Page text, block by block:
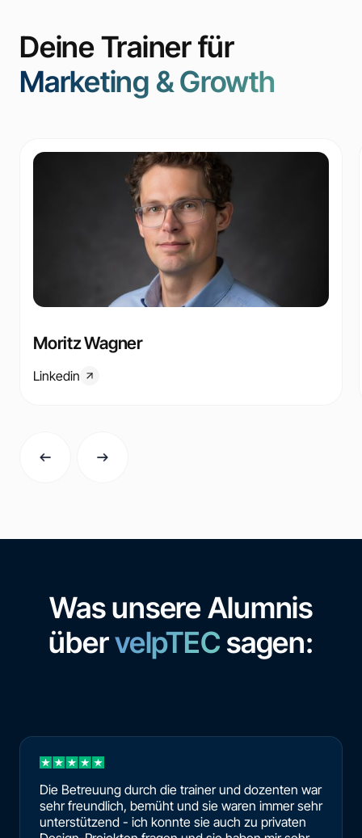
Deine Trainer für
Marketing & Growth
Moritz Wagner
Linkedin
Was unsere Alumnis
übervelpTEC sagen:
Die Betreuung durch die trainer und dozenten war
sehr freundlich, bemüht und sie waren immer sehr
unterstützend - ich konnte sie auch zu privaten